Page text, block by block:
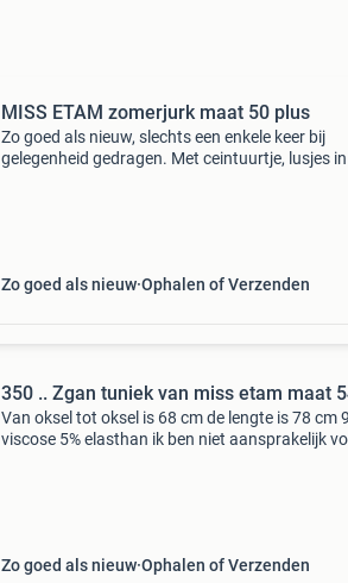
MISS ETAM zomerjurk maat 50 plus
Zo goed als nieuw, slechts een enkele keer bij
gelegenheid gedragen. Met ceintuurtje, lusjes in
Zo goed als nieuw Ophalen of Verzenden
350 .. Zgan tuniek van miss etam maat
Van oksel tot oksel is 68 cm de lengte is 78 cm
viscose 5% elasthan ik ben niet aansprakelijk
Zo goed als nieuw Ophalen of Verzenden